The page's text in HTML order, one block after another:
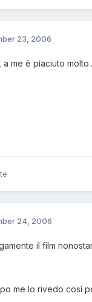
23, 2006
me è piaciuto
24, 2006
il film
me lo rivedo così